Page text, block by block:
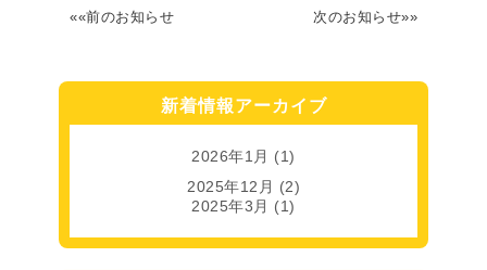
««前のお知らせ 次のお知らせ»»
新着情報アーカイブ
2026年1月 (1)
2025年12月 (2)
2025年3月 (1)